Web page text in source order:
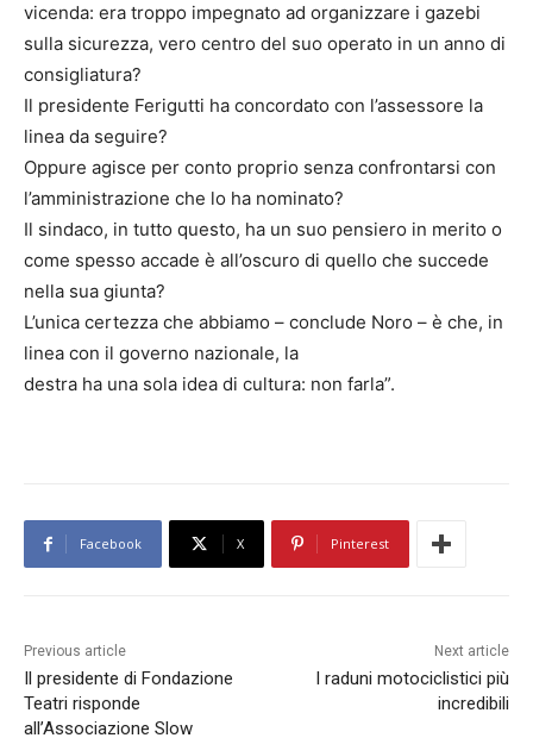
vicenda: era troppo impegnato ad organizzare i gazebi
sulla sicurezza, vero centro del suo operato in un anno di
consigliatura?
Il presidente Ferigutti ha concordato con l’assessore la
linea da seguire?
Oppure agisce per conto proprio senza confrontarsi con
l’amministrazione che lo ha nominato?
Il sindaco, in tutto questo, ha un suo pensiero in merito o
come spesso accade è all’oscuro di quello che succede
nella sua giunta?
L’unica certezza che abbiamo – conclude Noro – è che, in
linea con il governo nazionale, la
destra ha una sola idea di cultura: non farla”.
Facebook X Pinterest
Previous article
Il presidente di Fondazione
Teatri risponde
all’Associazione Slow
Next article
I raduni motociclistici più
incredibili